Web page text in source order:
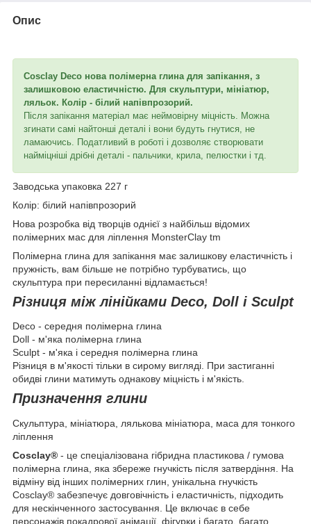
Опис
Cosclay Deco нова полімерна глина для запікання, з
залишковою еластичністю. Для скульптури, мініатюр,
ляльок. Колір - білий напівпрозорий.
Після запікання матеріал має неймовірну міцність. Можна
згинати самі найтонші деталі і вони будуть гнутися, не
ламаючись. Податливий в роботі і дозволяє створювати
найміцніші дрібні деталі - пальчики, крила, пелюстки і тд.
Заводська упаковка 227 г
Колір: білий напівпрозорий
Нова розробка від творців однієї з найбільш відомих
полімерних мас для ліплення MonsterClay tm
Полімерна глина для запікання має залишкову еластичність і
пружність, вам більше не потрібно турбуватись, що
скульптура при пересиланні відламається!
Різниця між лінійками Deco, Doll і Sculpt
Deco - середня полімерна глина
Doll - м'яка полімерна глина
Sculpt - м'яка і середня полімерна глина
Різниця в м'якості тільки в сирому вигляді. При застиганні
обидві глини матимуть однакову міцність і м'якість.
Призначення глини
Скульптура, мініатюра, лялькова мініатюра, маса для тонкого
ліплення
Cosclay® - це спеціалізована гібридна пластикова / гумова
полімерна глина, яка збереже гнучкість після затвердіння. На
відміну від інших полімерних глин, унікальна гнучкість
Cosclay® забезпечує довговічність і еластичність, підходить
для нескінченного застосування. Це включає в себе
персонажів покадрової анімації, фігурки і багато, багато